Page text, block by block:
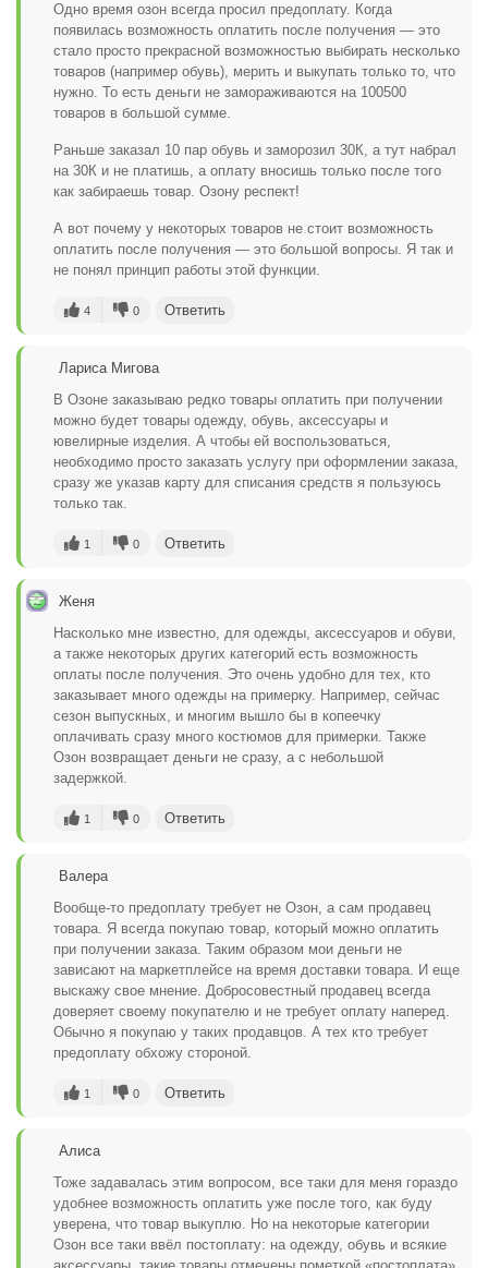
Одно время озон всегда просил предоплату. Когда
появилась возможность оплатить после получения — это
стало просто прекрасной возможностью выбирать несколько
товаров (например обувь), мерить и выкупать только то, что
нужно. То есть деньги не замораживаются на 100500
товаров в большой сумме.
Раньше заказал 10 пар обувь и заморозил 30К, а тут набрал
на 30К и не платишь, а оплату вносишь только после того
как забираешь товар. Озону респект!
А вот почему у некоторых товаров не стоит возможность
оплатить после получения — это большой вопросы. Я так и
не понял принцип работы этой функции.
4 0 Ответить
Лариса Мигова
В Озоне заказываю редко товары оплатить при получении
можно будет товары одежду, обувь, аксессуары и
ювелирные изделия. А чтобы ей воспользоваться,
необходимо просто заказать услугу при оформлении заказа,
сразу же указав карту для списания средств я пользуюсь
только так.
1 0 Ответить
Женя
Насколько мне известно, для одежды, аксессуаров и обуви,
а также некоторых других категорий есть возможность
оплаты после получения. Это очень удобно для тех, кто
заказывает много одежды на примерку. Например, сейчас
сезон выпускных, и многим вышло бы в копеечку
оплачивать сразу много костюмов для примерки. Также
Озон возвращает деньги не сразу, а с небольшой
задержкой.
1 0 Ответить
Валера
Вообще-то предоплату требует не Озон, а сам продавец
товара. Я всегда покупаю товар, который можно оплатить
при получении заказа. Таким образом мои деньги не
зависают на маркетплейсе на время доставки товара. И еще
выскажу свое мнение. Добросовестный продавец всегда
доверяет своему покупателю и не требует оплату наперед.
Обычно я покупаю у таких продавцов. А тех кто требует
предоплату обхожу стороной.
1 0 Ответить
Алиса
Тоже задавалась этим вопросом, все таки для меня гораздо
удобнее возможность оплатить уже после того, как буду
уверена, что товар выкуплю. Но на некоторые категории
Озон все таки ввёл постоплату: на одежду, обувь и всякие